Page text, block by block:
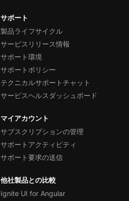
サポート
製品ライフサイクル
サービスリリース情報
サポート環境
サポートポリシー
テクニカルサポートチャット
サービスヘルスダッシュボード
マイアカウント
サブスクリプションの管理
サポートアクティビティ
サポート要求の送信
他社製品との比較
Ignite UI for Angular